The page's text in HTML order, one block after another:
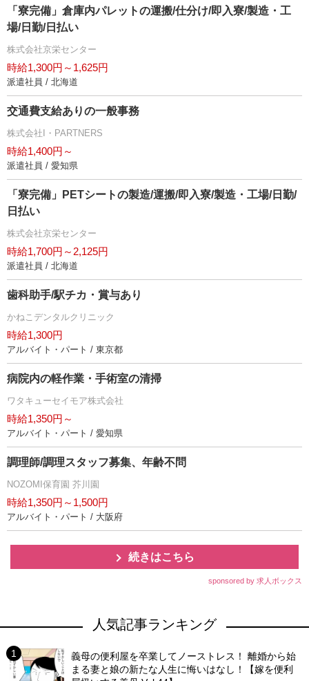
「寮完備」倉庫内パレットの運搬/仕分け/即入寮/製造・工
場/日勤/日払い
株式会社京栄センター
時給1,300円～1,625円
派遣社員 / 北海道
交通費支給ありの一般事務
株式会社I・PARTNERS
時給1,400円～
派遣社員 / 愛知県
「寮完備」PETシートの製造/運搬/即入寮/製造・工場/日勤/
日払い
株式会社京栄センター
時給1,700円～2,125円
派遣社員 / 北海道
歯科助手/駅チカ・賞与あり
かねこデンタルクリニック
時給1,300円
アルバイト・パート / 東京都
病院内の軽作業・手術室の清掃
ワタキューセイモア株式会社
時給1,350円～
アルバイト・パート / 愛知県
調理師/調理スタッフ募集、年齢不問
NOZOMI保育園 芥川園
時給1,350円～1,500円
アルバイト・パート / 大阪府
続きはこちら
sponsored by 求人ボックス
人気記事ランキング
義母の便利屋を卒業してノーストレス！ 離婚から始
まる妻と娘の新たな人生に悔いはなし！【嫁を便利